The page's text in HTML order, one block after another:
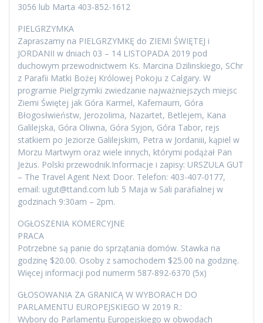
3056 lub Marta 403-852-1612
PIELGRZYMKA
Zapraszamy na PIELGRZYMKĘ do ZIEMI ŚWIĘTEJ i
JORDANII w dniach 03 – 14 LISTOPADA 2019 pod
duchowym przewodnictwem Ks. Marcina Dzilinskiego, SChr
z Parafii Matki Bożej Królowej Pokoju z Calgary. W
programie Pielgrzymki zwiedzanie najważniejszych miejsc
Ziemi Świętej jak Góra Karmel, Kafernaum, Góra
Błogosłwieństw, Jerozolima, Nazartet, Betlejem, Kana
Galilejska, Góra Oliwna, Góra Syjon, Góra Tabor, rejs
statkiem po Jeziorze Galilejskim, Petra w Jordaniii, kąpiel w
Morzu Martwym oraz wiele innych, którymi podążał Pan
Jezus. Polski przewodnik.Informacje i zapisy: URSZULA GUT
– The Travel Agent Next Door. Telefon: 403-407-0177,
email: ugut@ttand.com lub 5 Maja w Sali parafialnej w
godzinach 9:30am – 2pm.
OGŁOSZENIA KOMERCYJNE
PRACA
Potrzebne są panie do sprzątania domów. Stawka na
godzinę $20.00. Osoby z samochodem $25.00 na godzinę.
Więcej informacji pod numerm 587-892-6370 (5x)
GŁOSOWANIA ZA GRANICĄ W WYBORACH DO
PARLAMENTU EUROPEJSKIEGO W 2019 R.:
Wybory do Parlamentu Europejskiego w obwodach